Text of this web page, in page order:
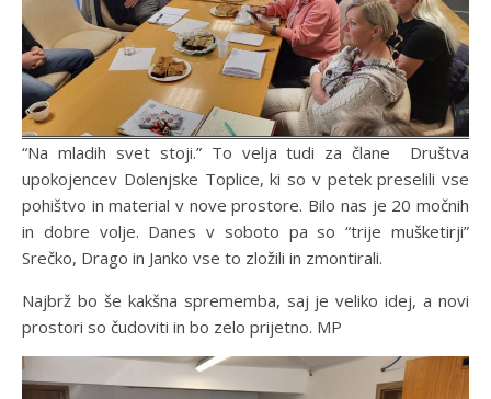
“Na mladih svet stoji.” To velja tudi za člane Društva
upokojencev Dolenjske Toplice, ki so v petek preselili vse
pohištvo in material v nove prostore. Bilo nas je 20 močnih
in dobre volje. Danes v soboto pa so “trije mušketirji”
Srečko, Drago in Janko vse to zložili in zmontirali.
Najbrž bo še kakšna sprememba, saj je veliko idej, a novi
prostori so čudoviti in bo zelo prijetno. MP